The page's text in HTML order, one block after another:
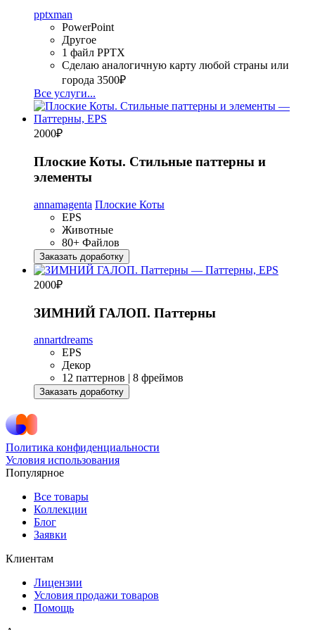
pptxman
PowerPoint
Другое
1 файл PPTX
Сделаю аналогичную карту любой страны или
города 3500₽
Все услуги...
2000₽
Плоские Коты. Стильные паттерны и
элементы
annamagenta Плоские Коты
EPS
Животные
80+ Файлов
Заказать доработку
2000₽
ЗИМНИЙ ГАЛОП. Паттерны
annartdreams
EPS
Декор
12 паттернов | 8 фреймов
Заказать доработку
Политика конфиденциальности
Условия использования
Популярное
Все товары
Коллекции
Блог
Заявки
Клиентам
Лицензии
Условия продажи товаров
Помощь